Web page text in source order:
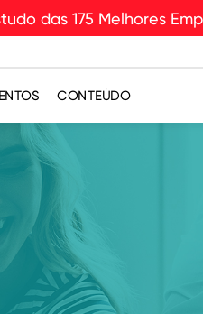
das 175 Melhores
CONTEÚDO